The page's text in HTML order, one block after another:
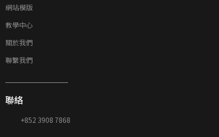
網站模版
教學中心
關於我們
聯繫我們
聯絡
+852 3908 7868